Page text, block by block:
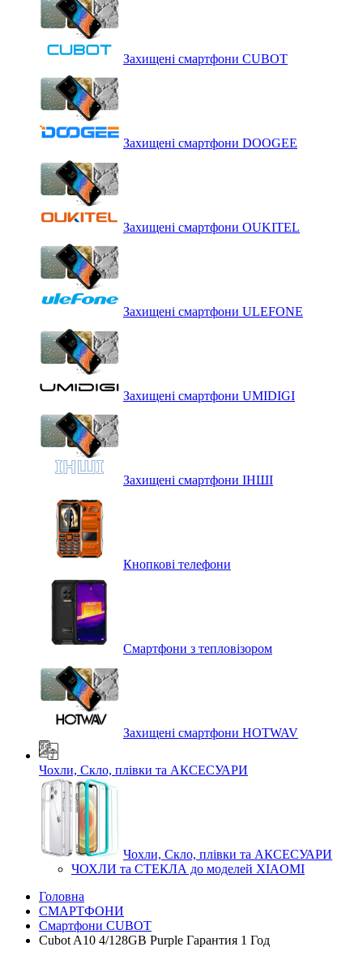
Захищені смартфони CUBOT
Захищені смартфони DOOGEE
Захищені смартфони OUKITEL
Захищені смартфони ULEFONE
Захищені смартфони UMIDIGI
Захищені смартфони ІНШІ
Кнопкові телефони
Смартфони з тепловізором
Захищені смартфони HOTWAV
Чохли, Скло, плівки та АКСЕСУАРИ
Чохли, Скло, плівки та АКСЕСУАРИ
ЧОХЛИ та СТЕКЛА до моделей XIAOMI
Головна
СМАРТФОНИ
Смартфони CUBOT
Cubot A10 4/128GB Purple Гарантия 1 Год